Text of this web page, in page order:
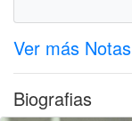
Ver más Notas
Biografias